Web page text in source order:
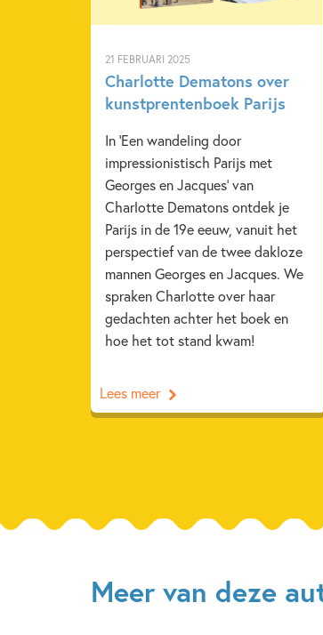
21 FEBRUARI 2025
Charlotte Dematons over
kunstprentenboek Parijs
In 'Een wandeling door
impressionistisch Parijs met
Georges en Jacques' van
Charlotte Dematons ontdek je
Parijs in de 19e eeuw, vanuit het
perspectief van de twee dakloze
mannen Georges en Jacques. We
spraken Charlotte over haar
gedachten achter het boek en
hoe het tot stand kwam!
Lees meer
Meer van deze